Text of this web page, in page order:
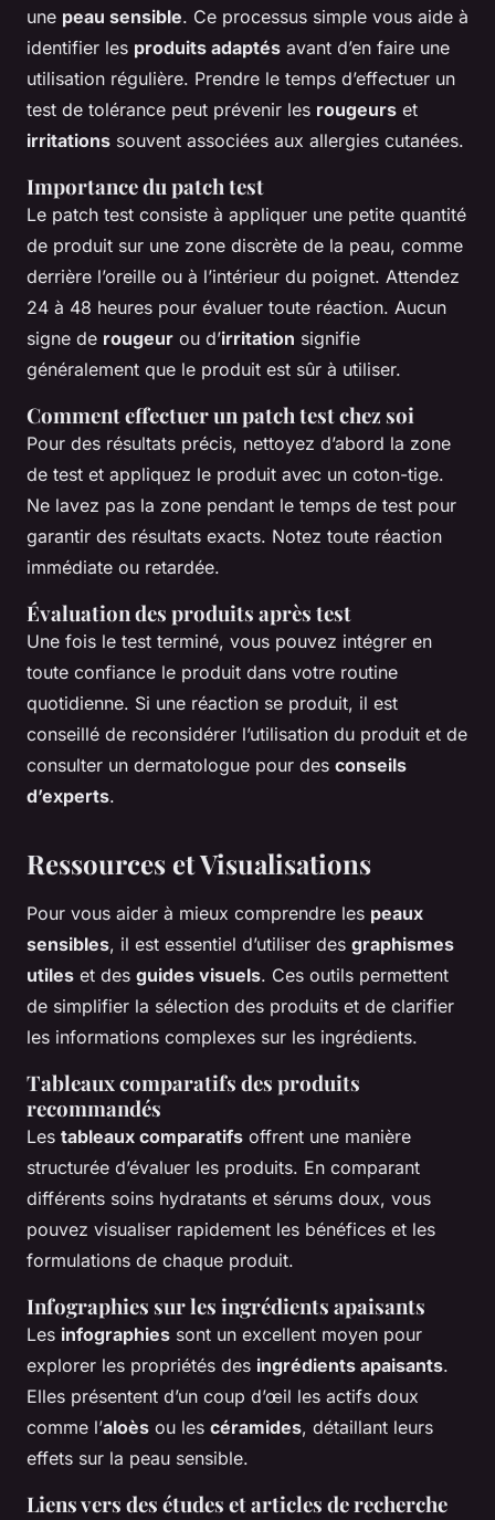
une peau sensible. Ce processus simple vous aide à
identifier les produits adaptés avant d’en faire une
utilisation régulière. Prendre le temps d’effectuer un
test de tolérance peut prévenir les rougeurs et
irritations souvent associées aux allergies cutanées.
Importance du patch test
Le patch test consiste à appliquer une petite quantité
de produit sur une zone discrète de la peau, comme
derrière l’oreille ou à l’intérieur du poignet. Attendez
24 à 48 heures pour évaluer toute réaction. Aucun
signe de rougeur ou d’irritation signifie
généralement que le produit est sûr à utiliser.
Comment effectuer un patch test chez soi
Pour des résultats précis, nettoyez d’abord la zone
de test et appliquez le produit avec un coton-tige.
Ne lavez pas la zone pendant le temps de test pour
garantir des résultats exacts. Notez toute réaction
immédiate ou retardée.
Évaluation des produits après test
Une fois le test terminé, vous pouvez intégrer en
toute confiance le produit dans votre routine
quotidienne. Si une réaction se produit, il est
conseillé de reconsidérer l’utilisation du produit et de
consulter un dermatologue pour des conseils
d’experts.
Ressources et Visualisations
Pour vous aider à mieux comprendre les peaux
sensibles, il est essentiel d’utiliser des graphismes
utiles et des guides visuels. Ces outils permettent
de simplifier la sélection des produits et de clarifier
les informations complexes sur les ingrédients.
Tableaux comparatifs des produits
recommandés
Les tableaux comparatifs offrent une manière
structurée d’évaluer les produits. En comparant
différents soins hydratants et sérums doux, vous
pouvez visualiser rapidement les bénéfices et les
formulations de chaque produit.
Infographies sur les ingrédients apaisants
Les infographies sont un excellent moyen pour
explorer les propriétés des ingrédients apaisants.
Elles présentent d’un coup d’œil les actifs doux
comme l’aloès ou les céramides, détaillant leurs
effets sur la peau sensible.
Liens vers des études et articles de recherche